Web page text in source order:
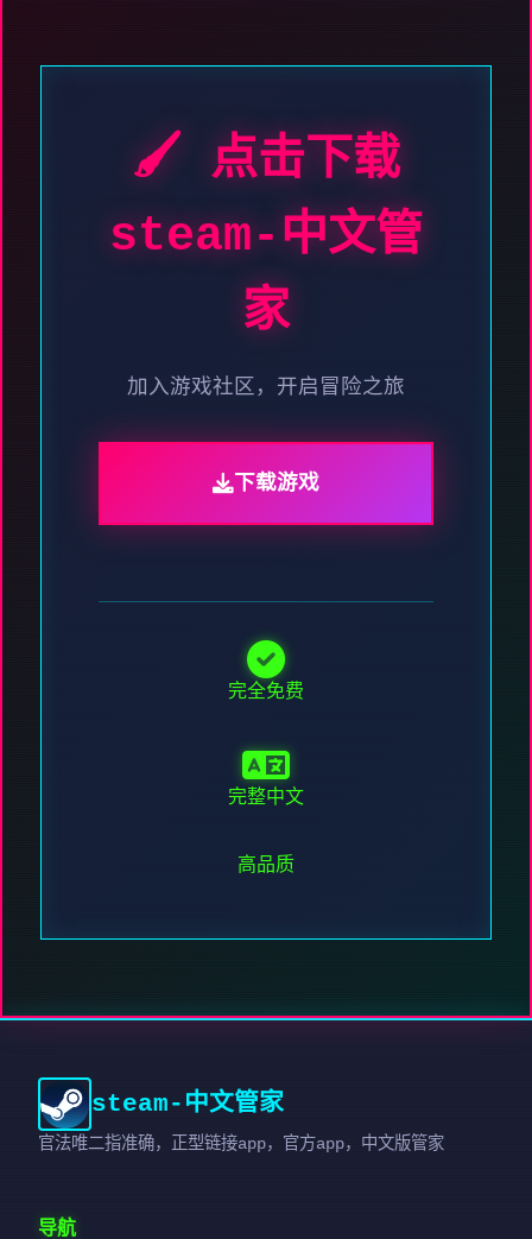
🖌️ 点击下载
steam-中文管
家
加入游戏社区，开启冒险之旅
下载游戏
完全免费
完整中文
高品质
steam-中文管家
官法唯二指准确，正型链接app，官方app，中文版管家
导航